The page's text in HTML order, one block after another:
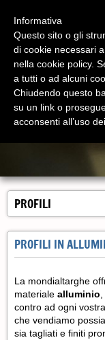
PROFILI
PROFILI IN
La mondialtarghe
materiale alluminio,
contro ad ogni
che vendiamo
sia tagliati e finiti
Informativa
Questo sito o gli
di cookie necessari
nella cookie policy.
a tutti o ad alcuni
Chiudendo questo
su un link o
acconsenti all’uso